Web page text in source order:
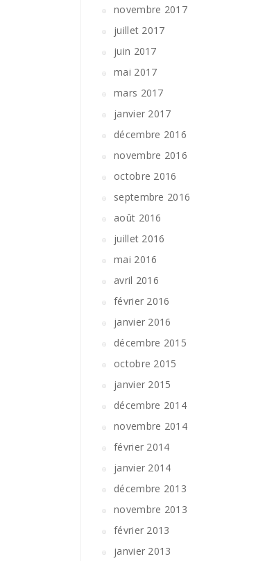
novembre 2017
juillet 2017
juin 2017
mai 2017
mars 2017
janvier 2017
décembre 2016
novembre 2016
octobre 2016
septembre 2016
août 2016
juillet 2016
mai 2016
avril 2016
février 2016
janvier 2016
décembre 2015
octobre 2015
janvier 2015
décembre 2014
novembre 2014
février 2014
janvier 2014
décembre 2013
novembre 2013
février 2013
janvier 2013